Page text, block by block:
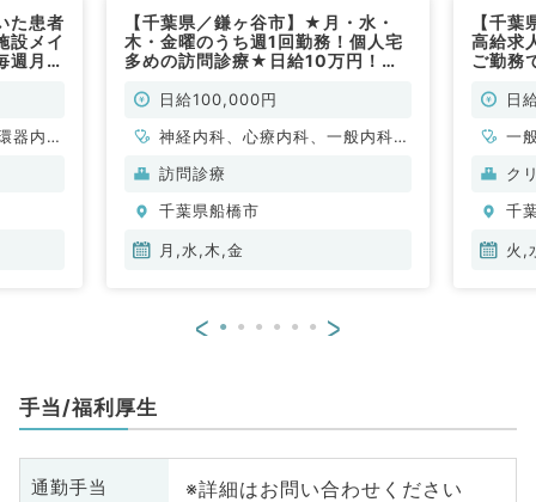
た患者
設メイ
週月～
器内
【千葉県／鎌ヶ谷市】★月・水・
木・金曜のうち週1回勤務！個人宅
多めの訪問診療★日給10万円！駅
常勤）日給100,000円
神経内科、心療内科、一般内科、
循環器内科、呼吸器内科、消化器
科、老年内科、膠原病科
訪問診療
千葉県船橋市
月,水,木,金
【千
高給求
ご勤務
非常勤
日
一
科
ク
千
火,
< >
手当/福利厚生
通勤手当 ※詳細はお問い合わせください